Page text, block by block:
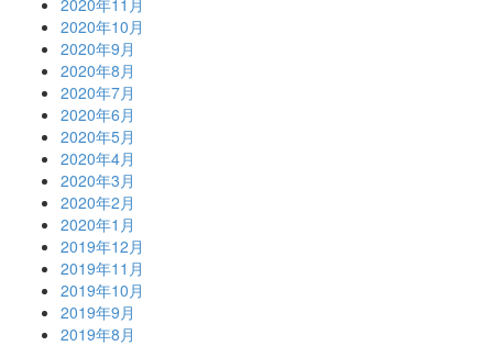
2020年11月
2020年10月
2020年9月
2020年8月
2020年7月
2020年6月
2020年5月
2020年4月
2020年3月
2020年2月
2020年1月
2019年12月
2019年11月
2019年10月
2019年9月
2019年8月